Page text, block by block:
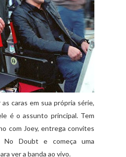
caras em sua própria série,
é o assunto principal. Tem
com Joey, entrega convites
Doubt e começa uma
ver a banda ao vivo.